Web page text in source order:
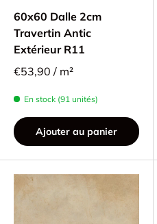
60x60 Dalle 2cm
Travertin Antic
Extérieur R11
€53,90 / m²
En stock (91 unités)
Ajouter au panier